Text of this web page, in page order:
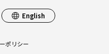
English
ポリシー